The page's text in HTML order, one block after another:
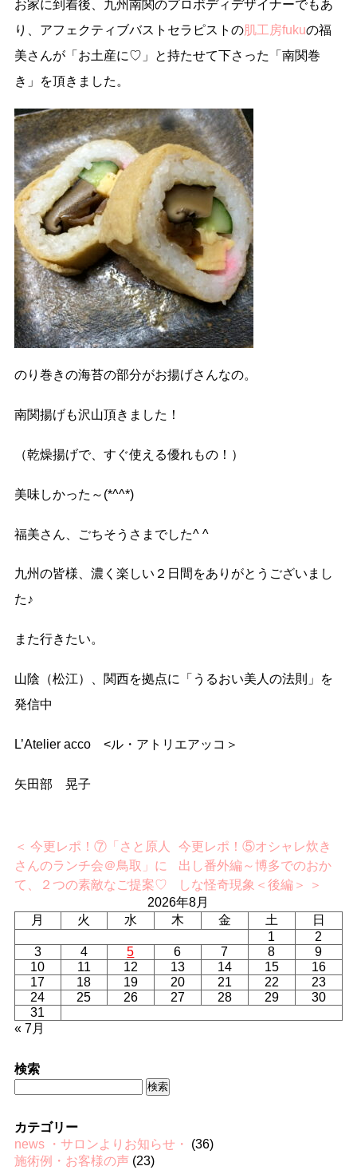
お家に到着後、九州南関のプロボディデザイナーでもあ
り、アフェクティブバストセラピストの肌工房fukuの福
美さんが「お土産に♡」と持たせて下さった「南関巻
き」を頂きました。
のり巻きの海苔の部分がお揚げさんなの。
南関揚げも沢山頂きました！
（乾燥揚げで、すぐ使える優れもの！）
美味しかった～(*^^*)
福美さん、ごちそうさまでした^ ^
九州の皆様、濃く楽しい２日間をありがとうございまし
た♪
また行きたい。
山陰（松江）、関西を拠点に「うるおい美人の法則」を
発信中
L’Atelier acco <ル・アトリエアッコ＞
矢田部 晃子
＜ 今更レポ！⑦「さと原人
さんのランチ会＠鳥取」に
て、２つの素敵なご提案♡
今更レポ！⑤オシャレ炊き
出し番外編～博多でのおか
しな怪奇現象＜後編＞ ＞
2026年8月
月
火 水 木 金 土
日
1
2
3
4 5 6 7 8
9
10
11 12 13 14 15
16
17
18 19 20 21 22
23
24
25 26 27 28 29
30
31
« 7月
検索
カテゴリー
news ・サロンよりお知らせ・
(36)
施術例・お客様の声(23)